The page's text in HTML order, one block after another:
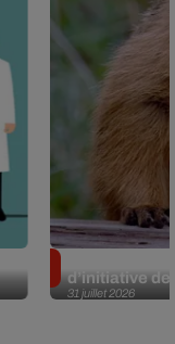
31 juillet 2026
d’initiative